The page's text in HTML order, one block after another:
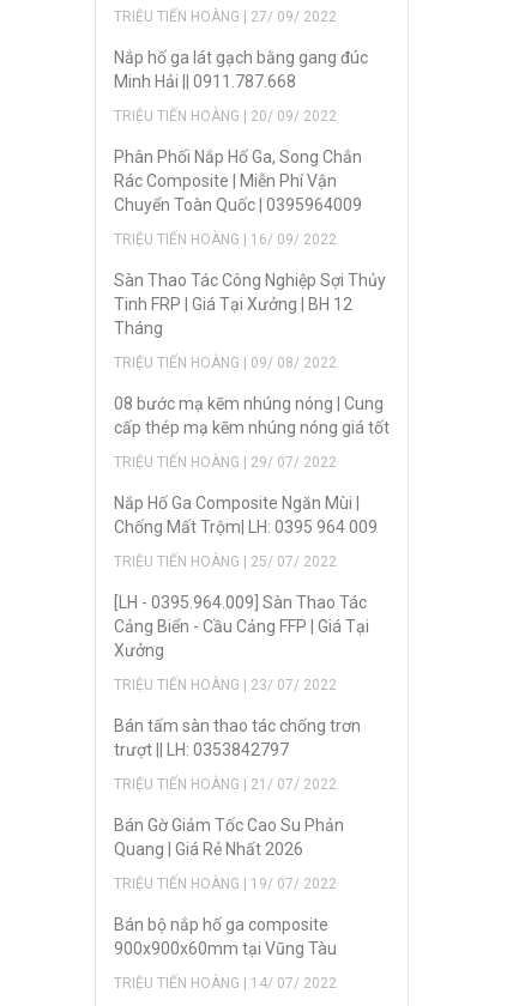
TRIỆU TIẾN HOÀNG | 27/ 09/ 2022
Nắp hố ga lát gạch bằng gang đúc
Minh Hải || 0911.787.668
TRIỆU TIẾN HOÀNG | 20/ 09/ 2022
Phân Phối Nắp Hố Ga, Song Chắn
Rác Composite | Miễn Phí Vận
Chuyển Toàn Quốc | 0395964009
TRIỆU TIẾN HOÀNG | 16/ 09/ 2022
Sàn Thao Tác Công Nghiệp Sợi Thủy
Tinh FRP | Giá Tại Xưởng | BH 12
Tháng
TRIỆU TIẾN HOÀNG | 09/ 08/ 2022
08 bước mạ kẽm nhúng nóng | Cung
cấp thép mạ kẽm nhúng nóng giá tốt
TRIỆU TIẾN HOÀNG | 29/ 07/ 2022
Nắp Hố Ga Composite Ngăn Mùi |
Chống Mất Trộm| LH: 0395 964 009
TRIỆU TIẾN HOÀNG | 25/ 07/ 2022
[LH - 0395.964.009] Sàn Thao Tác
Cảng Biển - Cầu Cảng FFP | Giá Tại
Xưởng
TRIỆU TIẾN HOÀNG | 23/ 07/ 2022
Bán tấm sàn thao tác chống trơn
trượt || LH: 0353842797
TRIỆU TIẾN HOÀNG | 21/ 07/ 2022
Bán Gờ Giảm Tốc Cao Su Phản
Quang | Giá Rẻ Nhất 2026
TRIỆU TIẾN HOÀNG | 19/ 07/ 2022
Bán bộ nắp hố ga composite
900x900x60mm tại Vũng Tàu
TRIỆU TIẾN HOÀNG | 14/ 07/ 2022